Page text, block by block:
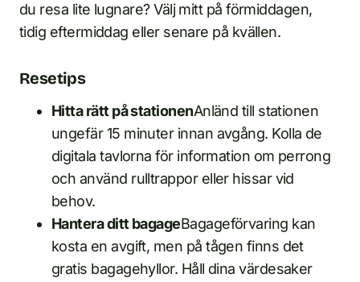
du resa lite lugnare? Välj mitt på förmiddagen,
tidig eftermiddag eller senare på kvällen.
Resetips
Hitta rätt på stationenAnländ till stationen
ungefär 15 minuter innan avgång. Kolla de
digitala tavlorna för information om perrong
och använd rulltrappor eller hissar vid
behov.
Hantera ditt bagageBagageförvaring kan
kosta en avgift, men på tågen finns det
gratis bagagehyllor. Håll dina värdesaker